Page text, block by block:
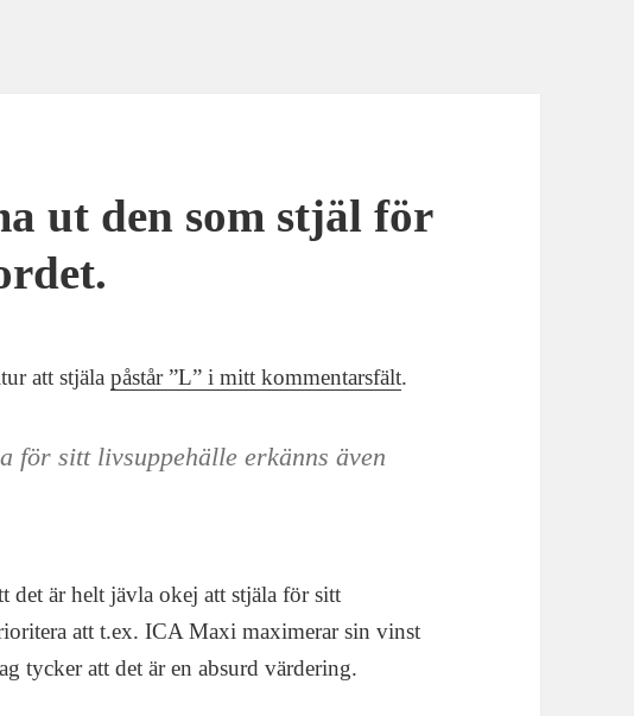
ut den som stjäl för
att stjälapåstår ”L” i mitt kommentarsfält.
för sitt livsuppehälle erkänns även
det är helt jävla okej att stjäla för sitt
att t.ex. ICA Maxi maximerar sin vinst
tycker att det är en absurd värdering.